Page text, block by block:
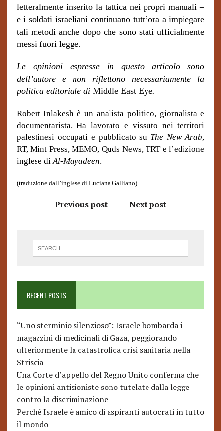
letteralmente inserito la tattica nei propri manuali –
e i soldati israeliani continuano tutt’ora a impiegare
tali metodi anche dopo che sono stati ufficialmente
messi fuori legge.
Le opinioni espresse in questo articolo sono
dell’autore e non riflettono necessariamente la
politica editoriale di Middle East Eye.
Robert Inlakesh è un analista politico, giornalista e
documentarista. Ha lavorato e vissuto nei territori
palestinesi occupati e pubblicato su The New Arab,
RT, Mint Press, MEMO, Quds News, TRT e l’edizione
inglese diAl-Mayadeen.
(traduzione dall’inglese di Luciana Galliano)
Previous post Next post
RECENT POSTS
“Uno sterminio silenzioso”: Israele bombarda i
magazzini di medicinali di Gaza, peggiorando
ulteriormente la catastrofica crisi sanitaria nella
Striscia
Una Corte d’appello del Regno Unito conferma che
le opinioni antisioniste sono tutelate dalla legge
contro la discriminazione
Perché Israele è amico di aspiranti autocrati in tutto
il mondo